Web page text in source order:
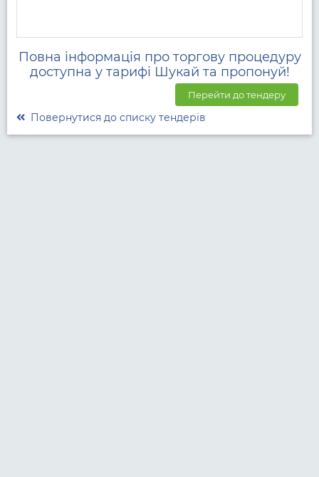
Повна інформація про торгову процедуру
доступна у тарифі Шукай та пропонуй!
Перейти до тендеру
Повернутися до списку тендерів